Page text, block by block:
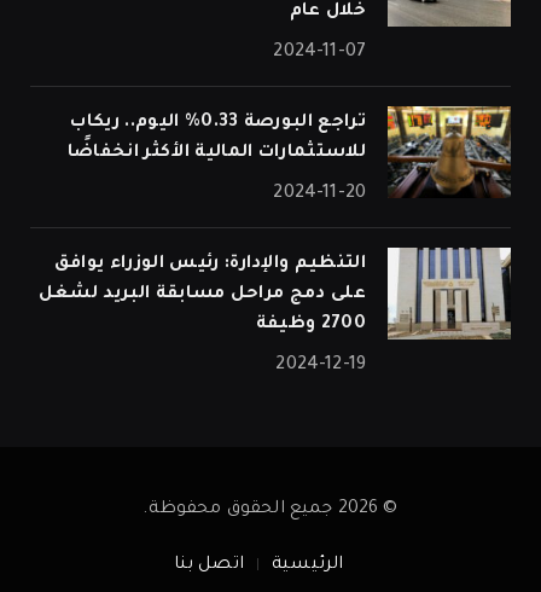
خلال عام
2024-11-07
تراجع البورصة 0.33% اليوم.. ريكاب
للاستثمارات المالية الأكثر انخفاضًا
2024-11-20
التنظيم والإدارة: رئيس الوزراء يوافق
على دمج مراحل مسابقة البريد لشغل
2700 وظيفة
2024-12-19
© 2026 جميع الحقوق محفوظة.
الرئيسية اتصل بنا